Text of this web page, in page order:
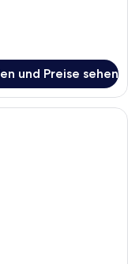
und Preise sehen
mit Bett,